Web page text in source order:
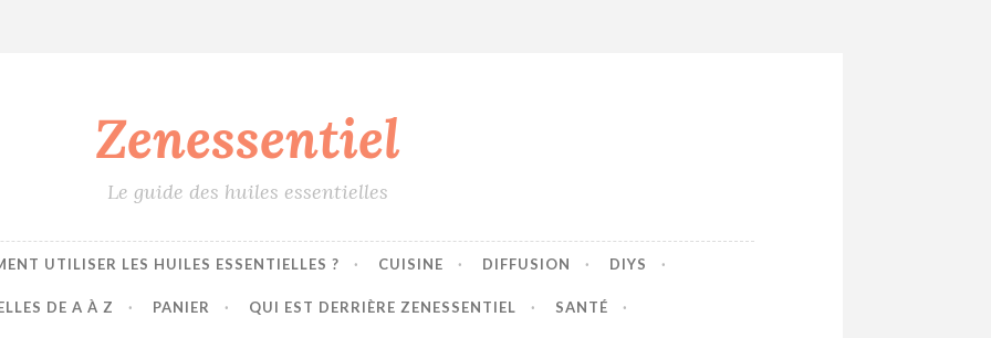
Zenessentiel
Le guide des huiles essentielles
UTILISER LES HUILES ESSENTIELLES ? CUISINE DIFFUSION DIYS
DE A À Z PANIER QUI EST DERRIÈRE ZENESSENTIEL SANTÉ